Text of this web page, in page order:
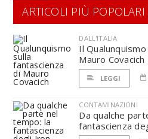
ARTICOLI PIÙ POPOLARI
DALL'ITALIA
Il
Mauro Covacich
LEGGI
CONTAMINAZIONI
Da qualche
fantascienza